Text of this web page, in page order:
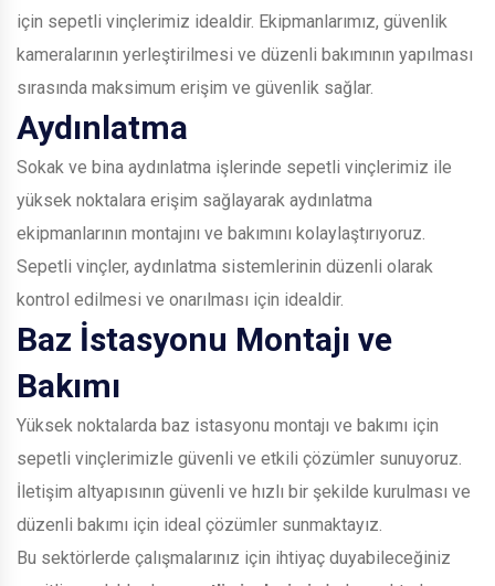
için sepetli vinçlerimiz idealdir. Ekipmanlarımız, güvenlik
kameralarının yerleştirilmesi ve düzenli bakımının yapılması
sırasında maksimum erişim ve güvenlik sağlar.
Aydınlatma
Sokak ve bina aydınlatma işlerinde sepetli vinçlerimiz ile
yüksek noktalara erişim sağlayarak aydınlatma
ekipmanlarının montajını ve bakımını kolaylaştırıyoruz.
Sepetli vinçler, aydınlatma sistemlerinin düzenli olarak
kontrol edilmesi ve onarılması için idealdir.
Baz İstasyonu Montajı ve
Bakımı
Yüksek noktalarda baz istasyonu montajı ve bakımı için
sepetli vinçlerimizle güvenli ve etkili çözümler sunuyoruz.
İletişim altyapısının güvenli ve hızlı bir şekilde kurulması ve
düzenli bakımı için ideal çözümler sunmaktayız.
Bu sektörlerde çalışmalarınız için ihtiyaç duyabileceğiniz